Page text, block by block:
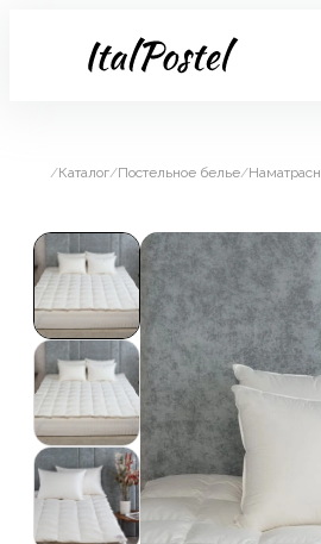
/Каталог/Постельное белье/